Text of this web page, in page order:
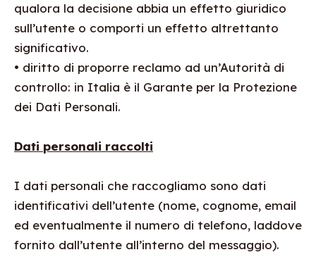
qualora la decisione abbia un effetto giuridico
sull’utente o comporti un effetto altrettanto
significativo.
• diritto di proporre reclamo ad un’Autorità di
controllo: in Italia è il Garante per la Protezione
dei Dati Personali.
Dati personali raccolti
I dati personali che raccogliamo sono dati
identificativi dell’utente (nome, cognome, email
ed eventualmente il numero di telefono, laddove
fornito dall’utente all’interno del messaggio).